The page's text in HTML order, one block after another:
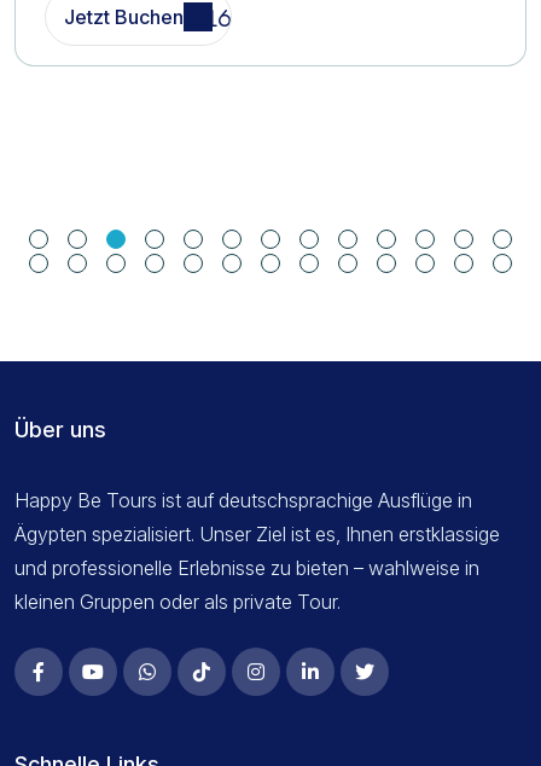
Jetzt Buchen
Über uns
Happy Be Tours ist auf deutschsprachige Ausflüge in
Ägypten spezialisiert. Unser Ziel ist es, Ihnen erstklassige
und professionelle Erlebnisse zu bieten – wahlweise in
kleinen Gruppen oder als private Tour.